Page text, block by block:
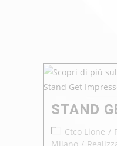
Stand Get
STAND
Ctco Lione /